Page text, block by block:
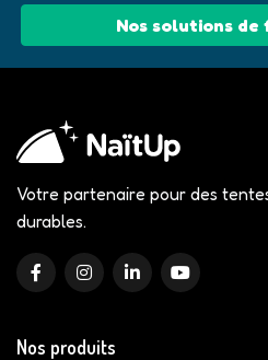
Nos solutions de
Votre partenaire pour des
durables.
Nos produits